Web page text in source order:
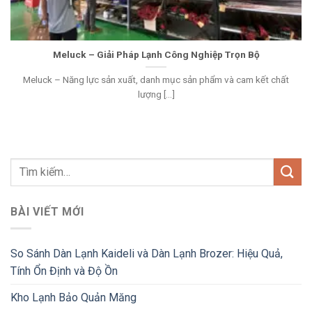
Meluck – Giải Pháp Lạnh Công Nghiệp Trọn Bộ
Meluck – Năng lực sản xuất, danh mục sản phẩm và cam kết chất
lượng [...]
BÀI VIẾT MỚI
So Sánh Dàn Lạnh Kaideli và Dàn Lạnh Brozer: Hiệu Quả,
Tính Ổn Định và Độ Ồn
Kho Lạnh Bảo Quản Măng